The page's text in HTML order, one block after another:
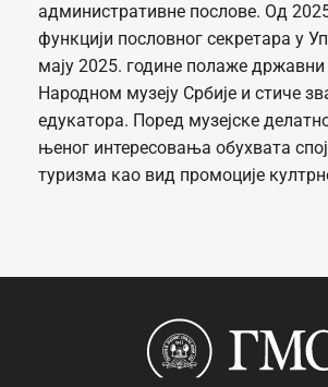
административне послове. Од
функцији пословног секретара у
мају 2025. године полаже државни
Народном музеју Србије и стиче
едукатора. Поред музејске
њеног интересовања обухвата
туризма као вид промоције